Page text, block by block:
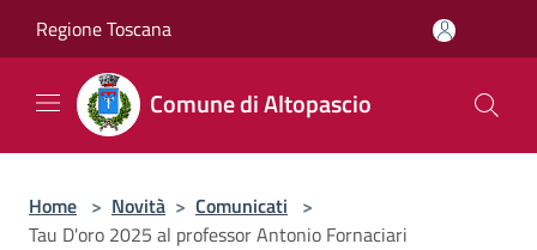
Regione Toscana
Comune di Altopascio
Home > Novità > Comunicati >
Tau D'oro 2025 al professor Antonio Fornaciari